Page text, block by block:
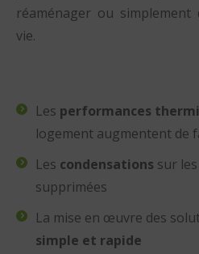
réaménager ou simplement
vie.
Les performances
logement augmentent de
Les condensations sur
supprimées
La mise en œuvre des
simple et rapide